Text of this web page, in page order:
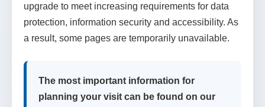
upgrade to meet increasing requirements for data
protection, information security and accessibility. As
a result, some pages are temporarily unavailable.
The most important information for
planning your visit can be found on our